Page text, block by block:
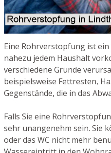
Eine Rohrverstopfung ist
nahezu jedem Haushalt
verschiedene Gründe
beispielsweise Fettresten,
Gegenstände, die in das
Falls Sie eine
sehr unangenehm sein. Sie
oder das WC nicht mehr